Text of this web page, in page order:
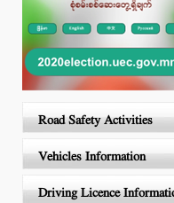
Road Safety Activities
Vehicles Information
Driving Licence